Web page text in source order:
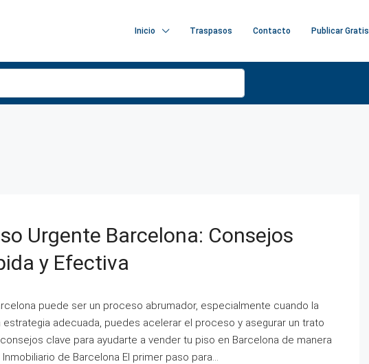
Inicio Traspasos Contacto Publicar Gratis
Urgente Barcelona: Consejos
y Efectiva
puede ser un proceso abrumador, especialmente cuando la
adecuada, puedes acelerar el proceso y asegurar un trato
clave para ayudarte a vender tu piso en Barcelona de manera
de Barcelona El primer paso para...